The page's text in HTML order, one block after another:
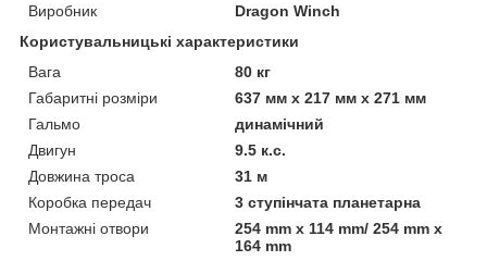
Виробник
Dragon Winch
Користувальницькі характеристики
Вага
80 кг
Габаритні розміри
637 мм х 217 мм х 271 мм
Гальмо
динамічний
Двигун
9.5 к.с.
Довжина троса
31 м
Коробка передач
3 ступінчата планетарна
Монтажні отвори
254 mm x 114 mm/ 254 mm x
164 mm